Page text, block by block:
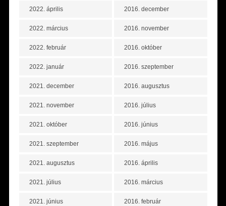
2022. április
2022. március
2022. február
2022. január
2021. december
2021. november
2021. október
2021. szeptember
2021. augusztus
2021. július
2021. június
2016. december
2016. november
2016. október
2016. szeptember
2016. augusztus
2016. július
2016. június
2016. május
2016. április
2016. március
2016. február